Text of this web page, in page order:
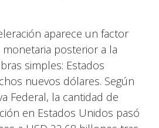
aparece un factor
posterior a la
simples: Estados
nuevos dólares. Según
Federal, la cantidad de
en Estados Unidos pasó